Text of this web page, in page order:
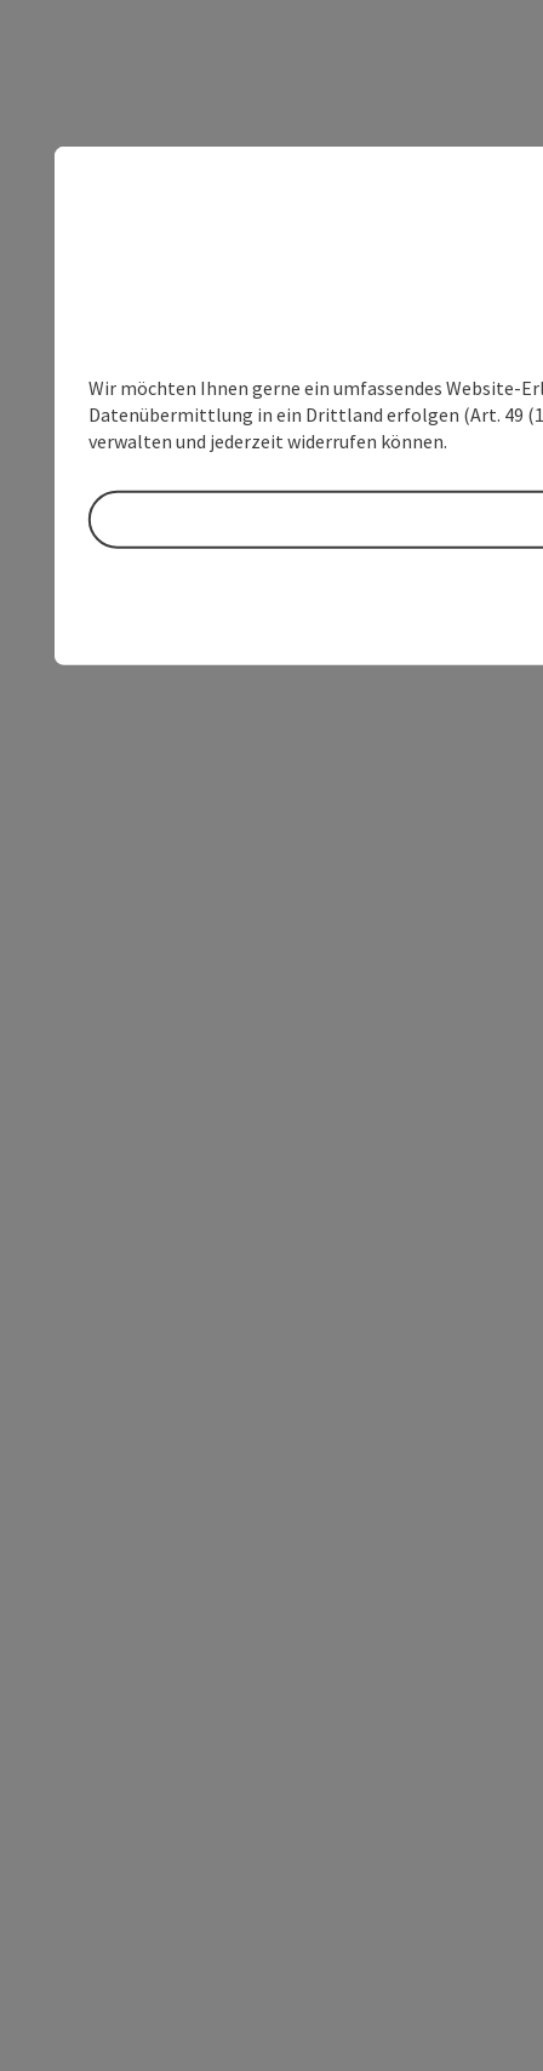
Wir möchten Ihnen gerne ein umfassendes Website-
Datenübermittlung in ein Drittland erfolgen (Art. 49
verwalten und jederzeit widerrufen können.